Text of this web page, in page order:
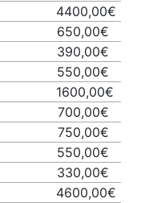
4400,00€
650,00€
390,00€
550,00€
1600,00€
700,00€
750,00€
550,00€
330,00€
4600,00€